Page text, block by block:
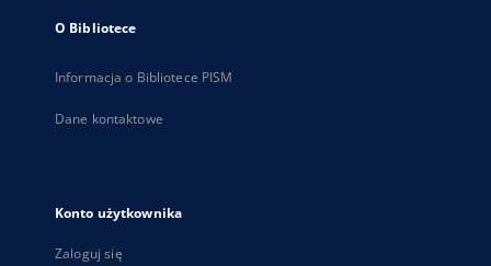
O Bibliotece
Informacja o Bibliotece PISM
Dane kontaktowe
Konto użytkownika
Zaloguj się